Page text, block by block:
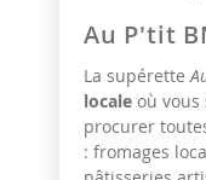
Au P'tit
La supérette
locale où vous
procurer
: fromages